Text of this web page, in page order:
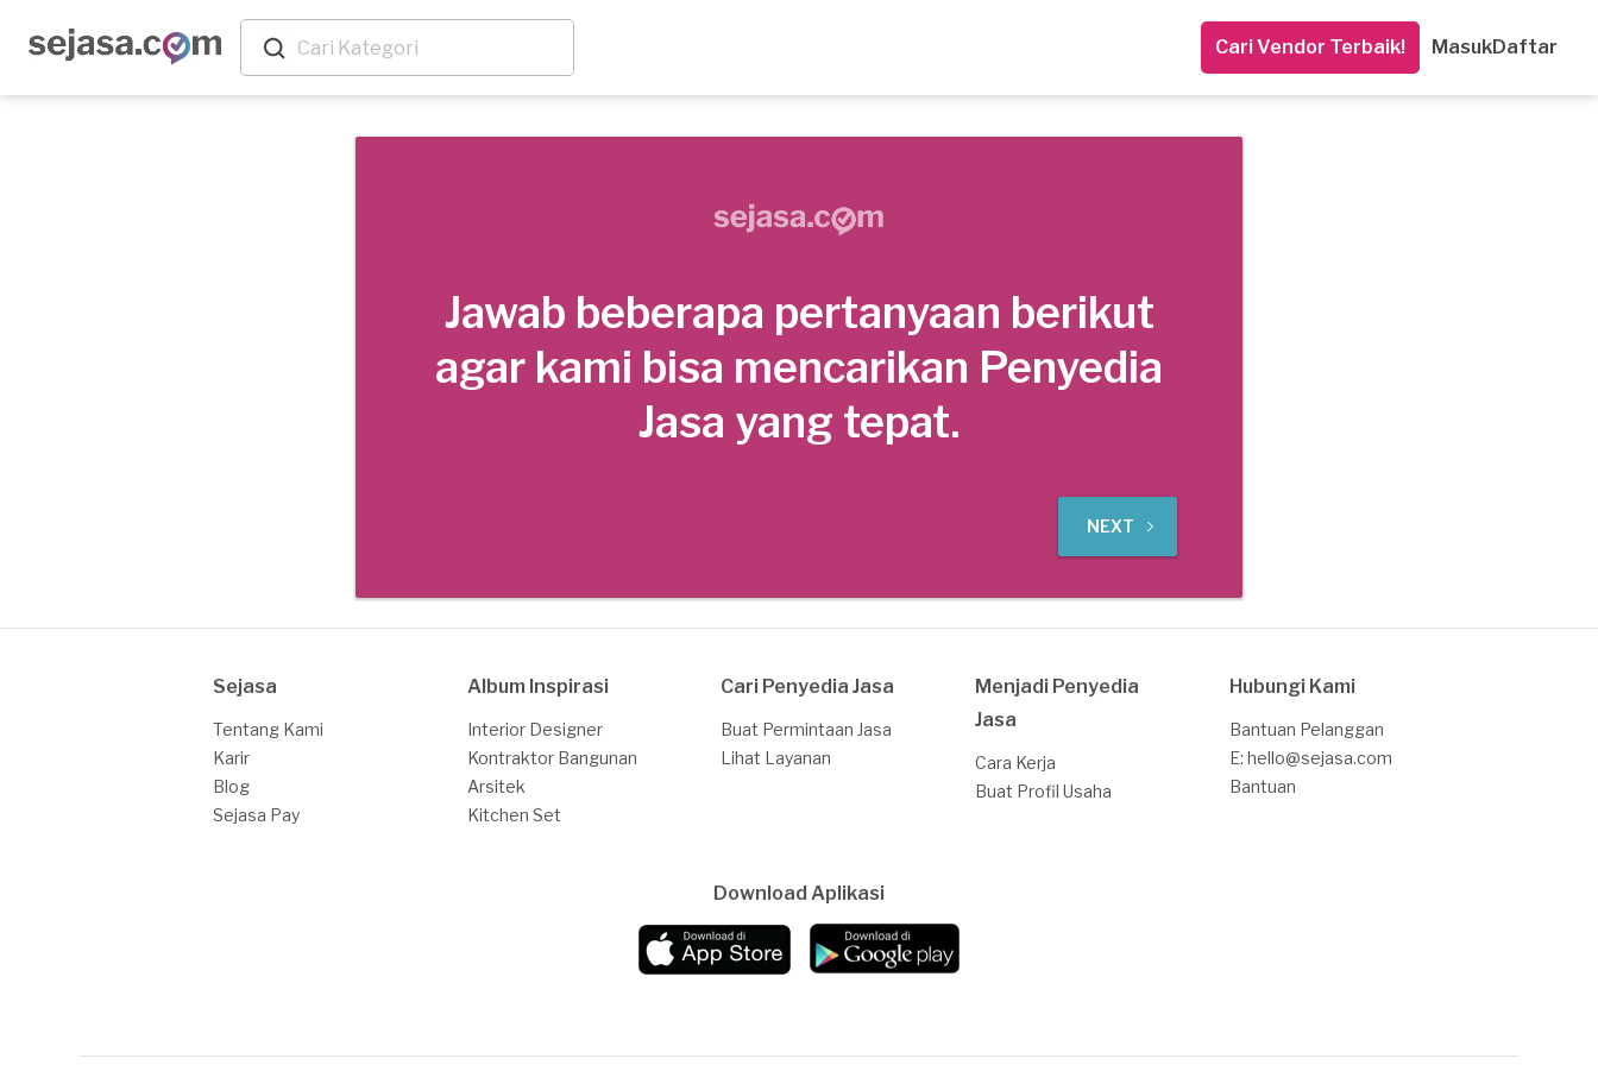
Cari Vendor Terbaik! MasukDaftar
Jawab beberapa pertanyaan berikut
agar kami bisa mencarikan Penyedia
Jasa yang tepat.
NEXT
Sejasa
Tentang Kami
Karir
Blog
Sejasa Pay
Album Inspirasi
Interior Designer
Kontraktor Bangunan
Arsitek
Kitchen Set
Cari Penyedia Jasa
Buat Permintaan Jasa
Lihat Layanan
Menjadi Penyedia
Jasa
Cara Kerja
Buat Profil Usaha
Hubungi Kami
Bantuan Pelanggan
E: hello@sejasa.com
Bantuan
Download Aplikasi